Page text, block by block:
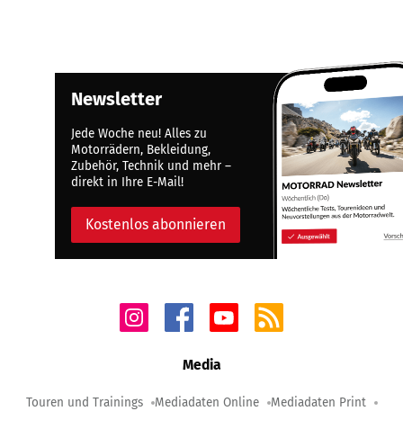
Newsletter
Jede Woche neu! Alles zu
Motorrädern, Bekleidung,
Zubehör, Technik und mehr –
direkt in Ihre E-Mail!
Kostenlos abonnieren
Media
Touren und Trainings Mediadaten Online Mediadaten Print